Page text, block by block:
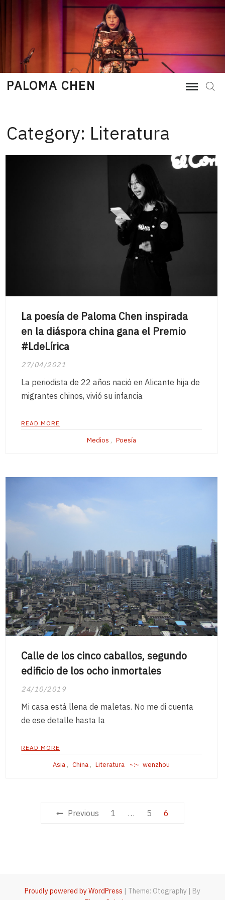
PALOMA CHEN
Category: Literatura
La poesía de Paloma Chen inspirada
en la diáspora china gana el Premio
#LdeLírica
27/04/2021
La periodista de 22 años nació en Alicante hija de
migrantes chinos, vivió su infancia
READ MORE
Medios , Poesía
Calle de los cinco caballos, segundo
edificio de los ocho inmortales
24/10/2019
Mi casa está llena de maletas. No me di cuenta
de ese detalle hasta la
READ MORE
Asia , China , Literatura wenzhou
Previous 1 … 5 6
Proudly powered by WordPress | Theme: Otography | By